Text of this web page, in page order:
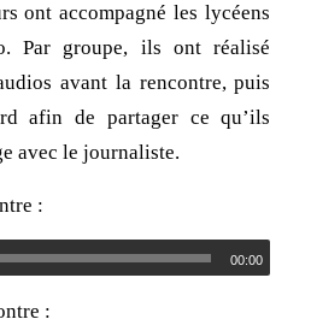
ont accompagné les lycéens
Par groupe, ils ont réalisé
avant la rencontre, puis
afin de partager ce qu’ils
avec le journaliste.
:
00:00
: